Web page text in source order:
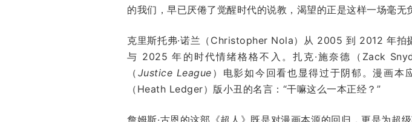
的我们，早已厌倦了觉醒时代的说教，渴望的正是这样一场毫无
克里斯托弗·诺兰（Christopher Nola）从 2005 到 2012 年拍
与 2025 年的时代情绪格格不入。扎克·施奈德（Zack
（ Justice League ）电影如今回看也显得过于阴郁。漫画本
（Heath Ledger）版小丑的名言：“干嘛这么一本正经？”
詹姆斯·古恩的这部《超人》既是对漫画本源的回归，更是为超